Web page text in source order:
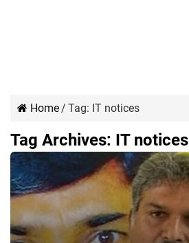
Home/ Tag: IT notices
Tag Archives: IT notices